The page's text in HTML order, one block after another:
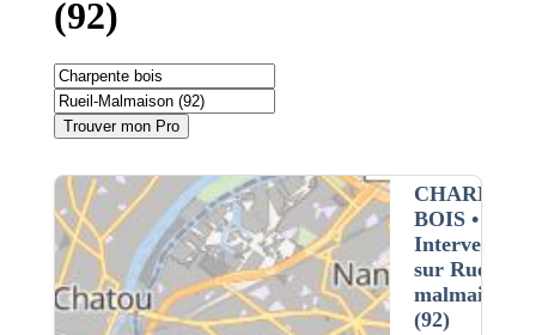
(92)
Trouver mon Pro
BOIS•
Intervention
sur Rueil-
malmaison
(92)